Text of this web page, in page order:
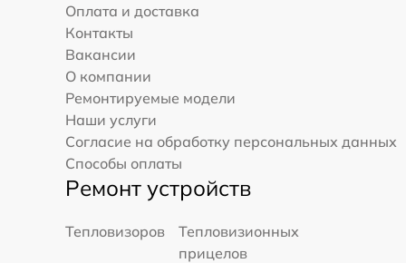
Оплата и доставка
Контакты
Вакансии
О компании
Ремонтируемые модели
Наши услуги
Согласие на обработку персональных данных
Способы оплаты
Ремонт устройств
Тепловизоров
Тепловизионных
прицелов